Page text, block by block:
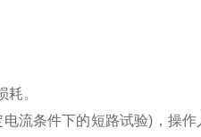
。
流条件下的短路试验)，操